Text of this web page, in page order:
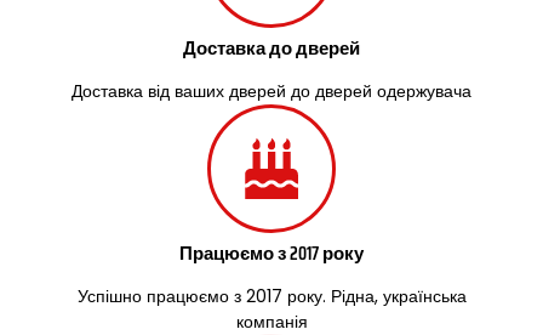
Доставка до дверей
Доставка від ваших дверей до дверей одержувача
Працюємо з 2017 року
Успішно працюємо з 2017 року. Рідна, українська
компанія